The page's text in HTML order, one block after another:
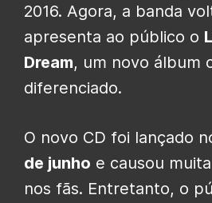
2016. Agora, a banda
apresenta ao público o
Dream, um novo álbum
diferenciado.
O novo CD foi lançado
de junho e causou
nos fãs. Entretanto, o